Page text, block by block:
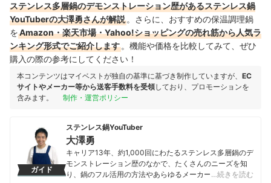
ステンレス多層鍋のデモンストレーション歴があるステンレス鍋
YouTuberの大澤勇さんが解説 。さらに、おすすめの保温調理鍋
をAmazon・楽天市場・Yahoo!ショッピングの売れ筋から人気ラ
ンキング形式でご紹介します 。機能や価格を比較してみて、ぜひ
購入の際の参考にしてください！
本コンテンツはマイベストが独自の基準に基づき制作していますが、 EC
サイトやメーカー等から送客手数料を受領しており、プロモーションを
含みます。
制作・運営ポリシー
ガイド
ステンレス鍋YouTuber
大澤勇
キャリア13年、約1,000回にわたるステンレス多層鍋のデ
モンストレーション歴のなかで、たくさんのニーズを知
り、鍋のフル活用の方法やあらゆるメーカーの構造や特
…続きを読む